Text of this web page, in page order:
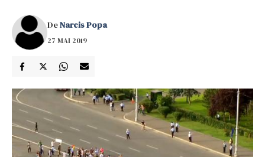
DeNarcis Popa
27 MAI 2019